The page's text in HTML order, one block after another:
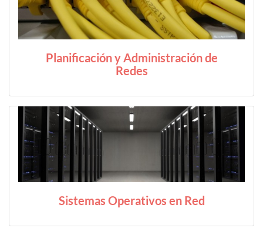
Planificación y Administración de
Redes
Sistemas Operativos en Red